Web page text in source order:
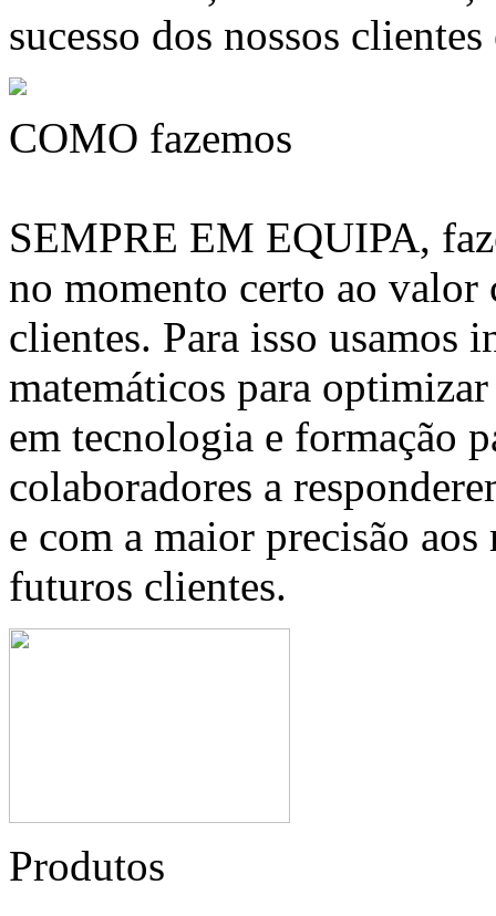
sucesso dos nossos
COMO fazemos
SEMPRE EM EQUIPA,
no momento certo ao valor
clientes. Para isso usamos
matemáticos para
em tecnologia e formação
colaboradores a
e com a maior precisão
futuros clientes.
Produtos